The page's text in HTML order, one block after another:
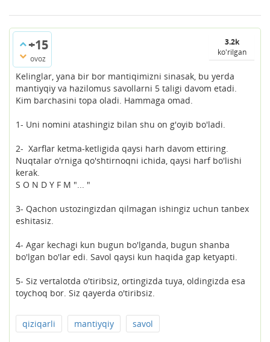
+15
ovoz
3.2k
ko'rilgan
Kelinglar, yana bir bor mantiqimizni sinasak, bu yerda
mantiyqiy va hazilomus savollarni 5 taligi davom etadi.
Kim barchasini topa oladi. Hammaga omad.
1- Uni nomini atashingiz bilan shu on g'oyib bo'ladi.
2- Xarflar ketma-ketligida qaysi harh davom ettiring.
Nuqtalar o'rniga qo'shtirnoqni ichida, qaysi harf bo'lishi
kerak.
S O N D Y F M "... "
3- Qachon ustozingizdan qilmagan ishingiz uchun tanbex
eshitasiz.
4- Agar kechagi kun bugun bo'lganda, bugun shanba
bo'lgan bo'lar edi. Savol qaysi kun haqida gap ketyapti.
5- Siz vertalotda o'tiribsiz, ortingizda tuya, oldingizda esa
toychoq bor. Siz qayerda o'tiribsiz.
qiziqarli mantiyqiy savol